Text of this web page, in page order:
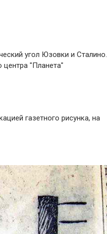
угол Юзовки и Сталино.
центра "Планета"
газетного рисунка, на